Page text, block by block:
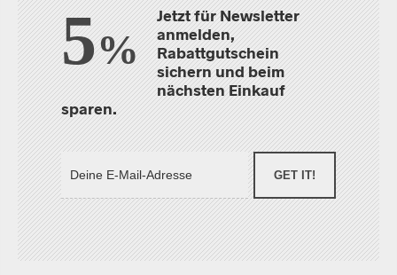
5%
Jetzt für Newsletter
anmelden,
Rabattgutschein
sichern und beim
nächsten Einkauf
sparen.
GET IT!